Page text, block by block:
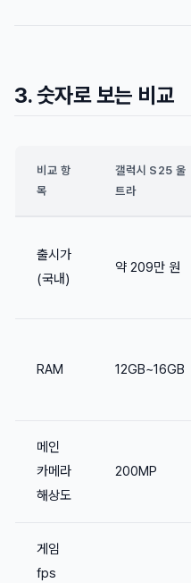
3. 숫자로 보는 비교
비교 항
목
갤럭시 S25 울
트라
출시가
(국내)
약 209만 원
RAM 12GB~16GB
메인
카메라
해상도
200MP
게임
fps